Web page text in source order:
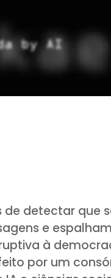
de detectar que
e
à
por um